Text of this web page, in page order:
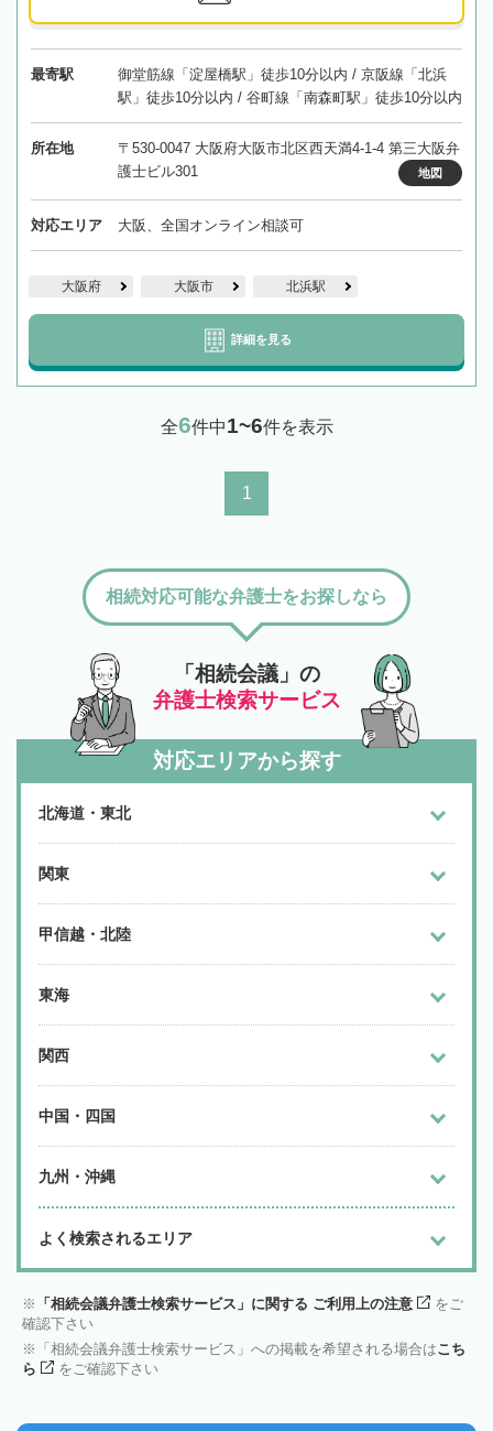
最寄駅
御堂筋線「淀屋橋駅」徒歩10分以内 / 京阪線「北浜
駅」徒歩10分以内 / 谷町線「南森町駅」徒歩10分以内
所在地
〒530-0047 大阪府大阪市北区西天満4-1-4 第三大阪弁
護士ビル301
地図
対応エリア 大阪、全国オンライン相談可
大阪府 大阪市 北浜駅
詳細を見る
全6件中1~6件を表示
1
「相続会議」の
弁護士検索サービス
相続対応可能な弁護士をお探しなら
対応エリアから探す
北海道・東北
関東
甲信越・北陸
東海
関西
中国・四国
九州・沖縄
よく検索されるエリア
「相続会議弁護士検索サービス」に関する ご利用上の注意
をご
確認下さい
「相続会議弁護士検索サービス」への掲載を希望される場合はこち
ら
をご確認下さい